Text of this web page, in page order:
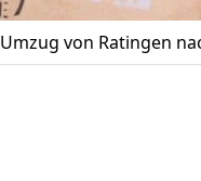
Umzug von Ratingen